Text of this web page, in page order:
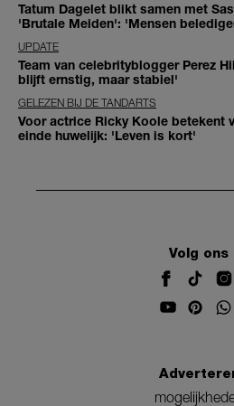
Tatum Dagelet blikt samen met
'Brutale Meiden': 'Mensen
UPDATE
Team van celebrityblogger Perez
blijft ernstig, maar stabiel'
GELEZEN BIJ DE TANDARTS
Voor actrice Ricky Koole betekent
einde huwelijk: 'Leven is kort'
Volg ons